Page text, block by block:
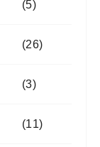
(5)
(26)
(3)
(11)